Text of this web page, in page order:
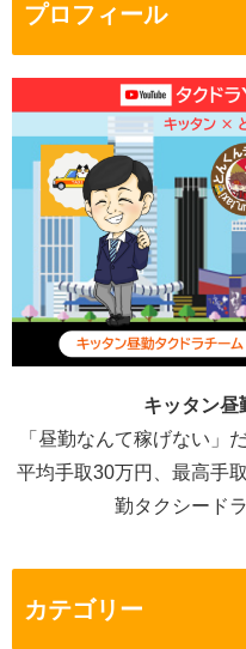
プロフィール
キッタン昼
「昼勤なんて稼げない」
平均手取30万円、最高手
勤タクシード
カテゴリー